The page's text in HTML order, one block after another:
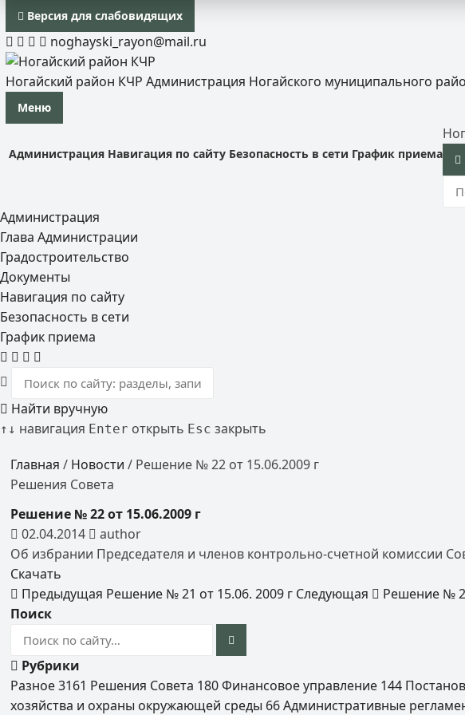
Версия для слабовидящих
noghayski_rayon@mail.ru
Ногайский район КЧР Администрация Ногайского муниципального
Меню
Администрация Навигация по сайту Безопасность в сети График приема
Администрация
Глава Администрации
Градостроительство
Документы
Навигация по сайту
Безопасность в сети
График приема
Найти вручную
↑ ↓ навигация Enter открыть Esc закрыть
Главная / Новости / Решение № 22 от 15.06.2009 г
Решения Совета
Решение № 22 от 15.06.2009 г
02.04.2014
author
Об избрании Председателя и членов контрольно-счетной комиссии
Скачать
Предыдущая Решение № 21 от 15.06. 2009 г Следующая
Решение №
Поиск
Рубрики
Разное3161 Решения Совета 180Финансовое управление 144
хозяйства и охраны окружающей среды 66Административные